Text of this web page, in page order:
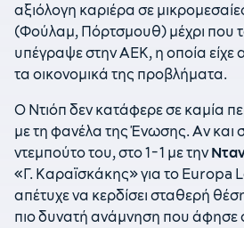
αξιόλογη καριέρα σε
(Φούλαμ, Πόρτσμουθ) μέχρι που
υπέγραψε στην ΑΕΚ, η οποία είχε
τα οικονομικά της προβλήματα.
Ο Ντιόπ δεν κατάφερε σε καμία
με τη φανέλα της Ένωσης. Αν και
ντεμπούτο του, στο 1-1 με την
«Γ. Καραϊσκάκης» για το Europa
απέτυχε να κερδίσει σταθερή
πιο δυνατή ανάμνηση που άφησε